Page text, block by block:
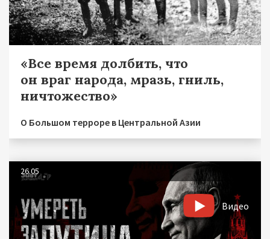
«Все время долбить, что
он враг народа, мразь, гниль,
ничтожество»
О Большом терроре в Центральной Азии
26.05
Видео